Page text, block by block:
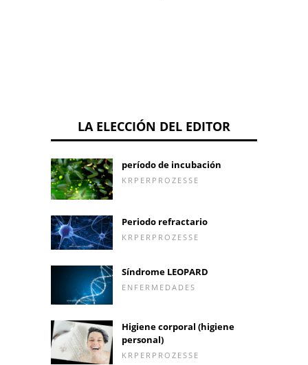
LA ELECCIÓN DEL EDITOR
período de incubación
KRPERPROZESSE
Periodo refractario
KRPERPROZESSE
Síndrome LEOPARD
ENFERMEDADES
Higiene corporal (higiene
personal)
KRPERPROZESSE